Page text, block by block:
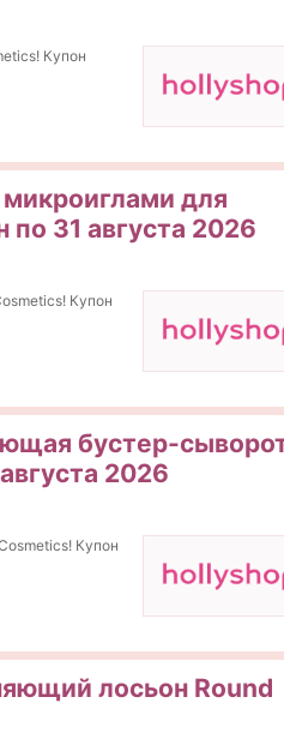
Купон
для
31 августа 2026
Купон
бустер-
2026
Купон
лосьон Round